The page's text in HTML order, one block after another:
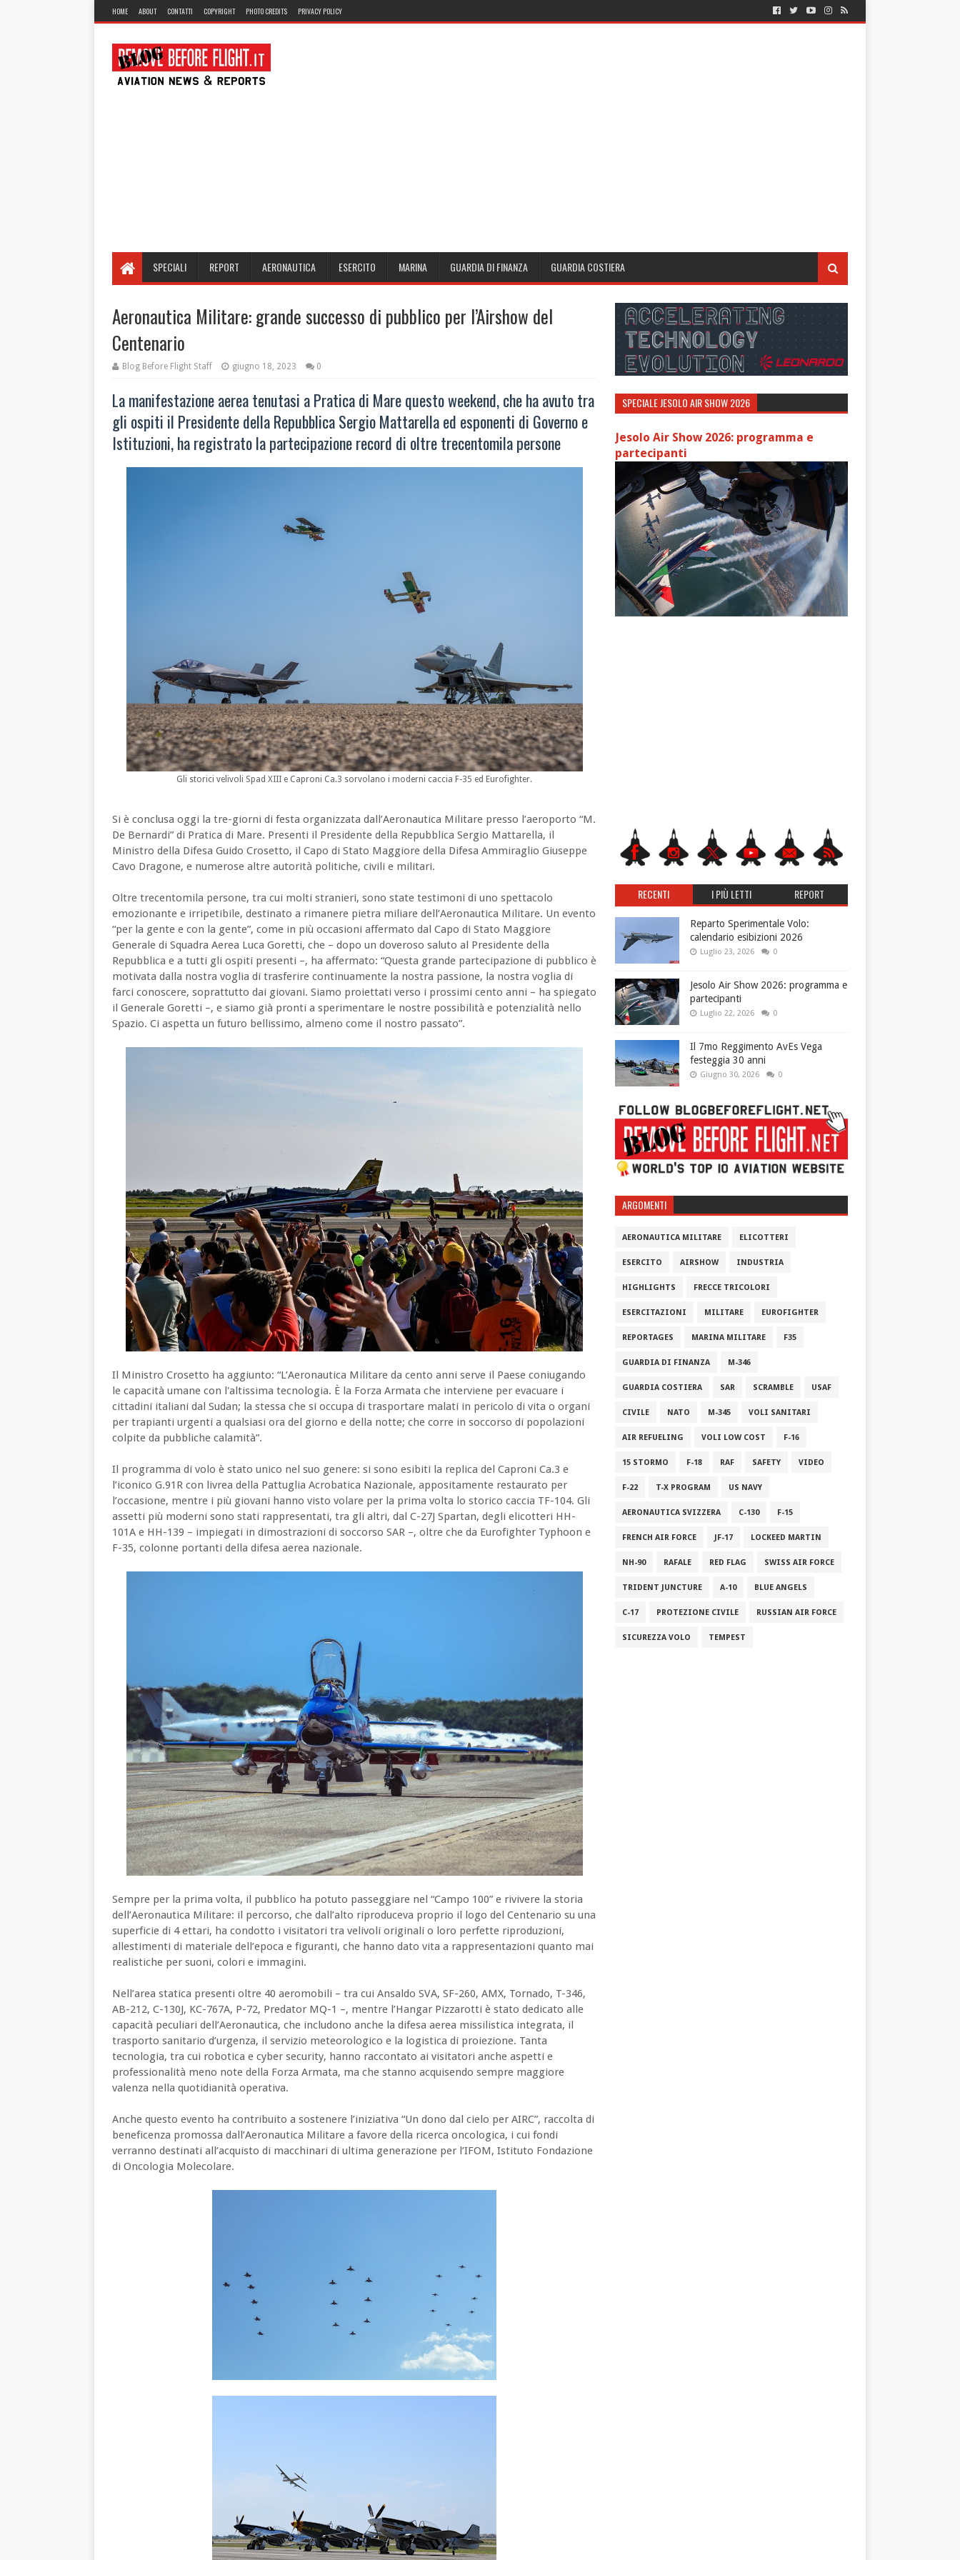
HOME ABOUT CONTATTI COPYRIGHT PHOTO CREDITS PRIVACY POLICY
SPECIALI REPORT AERONAUTICA ESERCITO MARINA GUARDIA DI FINANZA GUARDIA COSTIERA
Aeronautica Militare: grande successo di pubblico per l’Airshow del
Centenario
Blog Before Flight Staff giugno 18, 2023 0
La manifestazione aerea tenutasi a Pratica di Mare questo weekend, che ha avuto tra
gli ospiti il Presidente della Repubblica Sergio Mattarella ed esponenti di Governo e
Istituzioni, ha registrato la partecipazione record di oltre trecentomila persone
Gli storici velivoli Spad XIII e Caproni Ca.3 sorvolano i moderni caccia F-35 ed Eurofighter.
Si è conclusa oggi la tre-giorni di festa organizzata dall’Aeronautica Militare presso l’aeroporto “M.
De Bernardi” di Pratica di Mare. Presenti il Presidente della Repubblica Sergio Mattarella, il
Ministro della Difesa Guido Crosetto, il Capo di Stato Maggiore della Difesa Ammiraglio Giuseppe
Cavo Dragone, e numerose altre autorità politiche, civili e militari.
Oltre trecentomila persone, tra cui molti stranieri, sono state testimoni di uno spettacolo
emozionante e irripetibile, destinato a rimanere pietra miliare dell’Aeronautica Militare. Un evento
“per la gente e con la gente”, come in più occasioni affermato dal Capo di Stato Maggiore
Generale di Squadra Aerea Luca Goretti, che – dopo un doveroso saluto al Presidente della
Repubblica e a tutti gli ospiti presenti –, ha affermato: “Questa grande partecipazione di pubblico è
motivata dalla nostra voglia di trasferire continuamente la nostra passione, la nostra voglia di
farci conoscere, soprattutto dai giovani. Siamo proiettati verso i prossimi cento anni – ha spiegato
il Generale Goretti –, e siamo già pronti a sperimentare le nostre possibilità e potenzialità nello
Spazio. Ci aspetta un futuro bellissimo, almeno come il nostro passato”.
Il Ministro Crosetto ha aggiunto: “L’Aeronautica Militare da cento anni serve il Paese coniugando
le capacità umane con l'altissima tecnologia. È la Forza Armata che interviene per evacuare i
cittadini italiani dal Sudan; la stessa che si occupa di trasportare malati in pericolo di vita o organi
per trapianti urgenti a qualsiasi ora del giorno e della notte; che corre in soccorso di popolazioni
colpite da pubbliche calamità”.
Il programma di volo è stato unico nel suo genere: si sono esibiti la replica del Caproni Ca.3 e
l’iconico G.91R con livrea della Pattuglia Acrobatica Nazionale, appositamente restaurato per
l’occasione, mentre i più giovani hanno visto volare per la prima volta lo storico caccia TF-104. Gli
assetti più moderni sono stati rappresentati, tra gli altri, dal C-27J Spartan, degli elicotteri HH-
101A e HH-139 – impiegati in dimostrazioni di soccorso SAR –, oltre che da Eurofighter Typhoon e
F-35, colonne portanti della difesa aerea nazionale.
Sempre per la prima volta, il pubblico ha potuto passeggiare nel “Campo 100” e rivivere la storia
dell’Aeronautica Militare: il percorso, che dall’alto riproduceva proprio il logo del Centenario su una
superficie di 4 ettari, ha condotto i visitatori tra velivoli originali o loro perfette riproduzioni,
allestimenti di materiale dell’epoca e figuranti, che hanno dato vita a rappresentazioni quanto mai
realistiche per suoni, colori e immagini.
Nell’area statica presenti oltre 40 aeromobili – tra cui Ansaldo SVA, SF-260, AMX, Tornado, T-346,
AB-212, C-130J, KC-767A, P-72, Predator MQ-1 –, mentre l’Hangar Pizzarotti è stato dedicato alle
capacità peculiari dell’Aeronautica, che includono anche la difesa aerea missilistica integrata, il
trasporto sanitario d’urgenza, il servizio meteorologico e la logistica di proiezione. Tanta
tecnologia, tra cui robotica e cyber security, hanno raccontato ai visitatori anche aspetti e
professionalità meno note della Forza Armata, ma che stanno acquisendo sempre maggiore
valenza nella quotidianità operativa.
Anche questo evento ha contribuito a sostenere l’iniziativa “Un dono dal cielo per AIRC”, raccolta di
beneficenza promossa dall’Aeronautica Militare a favore della ricerca oncologica, i cui fondi
verranno destinati all’acquisto di macchinari di ultima generazione per l’IFOM, Istituto Fondazione
di Oncologia Molecolare.
SPECIALE JESOLO AIR SHOW 2026
Jesolo Air Show 2026: programma e
partecipanti
RECENTI I PIÙ LETTI REPORT
Reparto Sperimentale Volo:
calendario esibizioni 2026
Luglio 23, 2026 0
Jesolo Air Show 2026: programma e
partecipanti
Luglio 22, 2026 0
Il 7mo Reggimento AvEs Vega
festeggia 30 anni
Giugno 30, 2026 0
ARGOMENTI
AERONAUTICA MILITARE ELICOTTERI
ESERCITO AIRSHOW INDUSTRIA
HIGHLIGHTS FRECCE TRICOLORI
ESERCITAZIONI MILITARE EUROFIGHTER
REPORTAGES MARINA MILITARE F35
GUARDIA DI FINANZA M-346
GUARDIA COSTIERA SAR SCRAMBLE USAF
CIVILE NATO M-345 VOLI SANITARI
AIR REFUELING VOLI LOW COST F-16
15 STORMO F-18 RAF SAFETY VIDEO
F-22 T-X PROGRAM US NAVY
AERONAUTICA SVIZZERA C-130 F-15
FRENCH AIR FORCE JF-17 LOCKEED MARTIN
NH-90 RAFALE RED FLAG SWISS AIR FORCE
TRIDENT JUNCTURE A-10 BLUE ANGELS
C-17 PROTEZIONE CIVILE RUSSIAN AIR FORCE
SICUREZZA VOLO TEMPEST